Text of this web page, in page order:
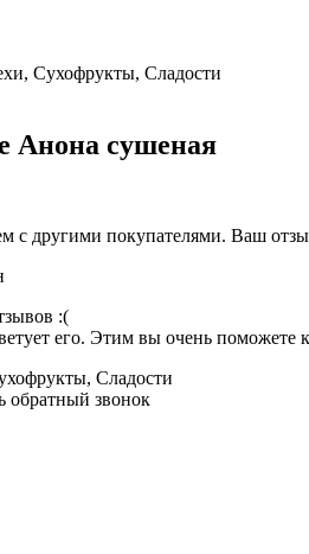
Сухофрукты, Сладости
Анона сушеная
с другими покупателями. Ваш
:(
его. Этим вы очень поможете
обратный звонок